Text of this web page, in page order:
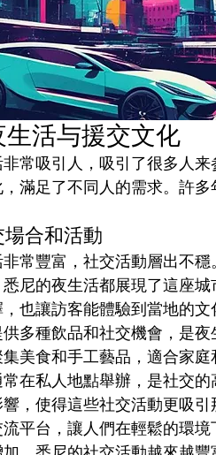
活与援交文化
常吸引人，吸引了很多人
滿足了不同人的需求。許
合和活動
常豐富，社交活動層出不
尼的夜生活都展現了這座
也讓訪客能體驗到當地的文
多種飲品和社交機會，是
美食和手工藝品，適合家
在私人地點舉辦，是社交的
，使得這些社交活動更吸
平台，讓人們在輕鬆的環